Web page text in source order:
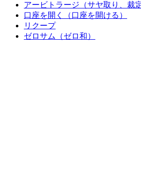
アービトラージ（サヤ取り、裁
口座を開く（口座を開ける）
リクープ
ゼロサム（ゼロ和）